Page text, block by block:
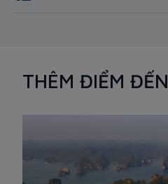
THÊM ĐIỂM ĐẾN